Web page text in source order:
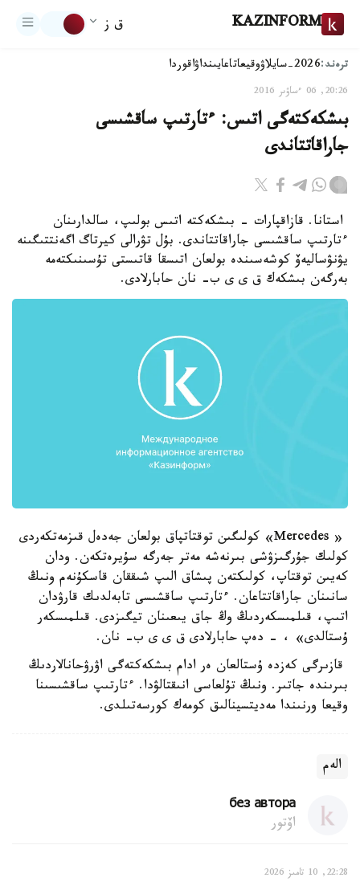
KAZINFORM ق ز
ترەند:2026-سايلاۋ وقيعاتاعايىنداۋاقوردا
20:26, 06 ءساۋىر 2016
بىشكەكتەگى اتىس: ءتارتىپ ساقشىسى
جاراقاتتاندى
استانا. قازاقپارات - بىشكەكتە اتىس بولىپ، سالدارىنان
ءتارتىپ ساقشىسى جاراقاتتاندى. بۇل تۋرالى كيرتاگ اگەنتتىگىنە
يۋنۋساليەۆ كوشەسىندە بولعان اتىسقا قاتىستى تۇسىنىكتەمە
بەرگەن بىشكەك ق ى ى ب- نان حابارلادى.
« Mercedes» كولىگىن توقتاتپاق بولعان جەدەل قىزمەتكەردى
كولىك جۇرگىزۋشى بىرنەشە مەتر جەرگە سۇيرەتكەن. ودان
كەيىن توقتاپ، كولىكتەن پىشاق الىپ شىققان قاسكۇنەم ونىڭ
سانىنان جاراقاتتاعان. ءتارتىپ ساقشىسى تابەلدىك قارۋدان
اتىپ، قىلمىسكەردىڭ وڭ جاق يىعىنان تيگىزدى. قىلمىسكەر
ۇستالدى» ، - دەپ حابارلادى ق ى ى ب- نان.
قازىرگى كەزدە ۇستالعان ەر ادام بىشكەكتەگى اۋرۋحانالاردىڭ
بىرىندە جاتىر. ونىڭ تۇلعاسى انىقتالۋدا. ءتارتىپ ساقشىسىنا
وقيعا ورنىندا مەديتسينالىق كومەك كورسەتىلدى.
الەم
без автора
اۆتور
22:28, 10 تامىز 2026